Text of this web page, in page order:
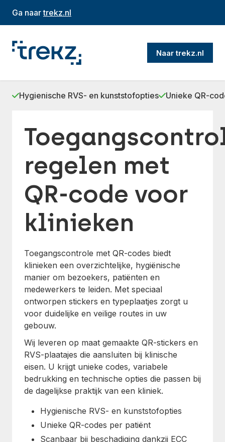
Ga naartrekz.nl
Naar trekz.nl
Hygienische RVS- en kunststofopties Unieke QR-
regelen met
QR-code voor
klinieken
Toegangscontrole met QR-codes biedt
klinieken een overzichtelijke, hygiënische
manier om bezoekers, patiënten en
medewerkers te leiden. Met speciaal
ontworpen stickers en typeplaatjes zorgt u
voor duidelijke en veilige routes in uw
gebouw.
Wij leveren op maat gemaakte QR-stickers en
RVS-plaatajes die aansluiten bij klinische
eisen. U krijgt unieke codes, variabele
bedrukking en technische opties die passen bij
de dagelijkse praktijk van een kliniek.
Hygienische RVS- en kunststofopties
Unieke QR-codes per patiënt
Scanbaar bij beschadiging dankzij ECC